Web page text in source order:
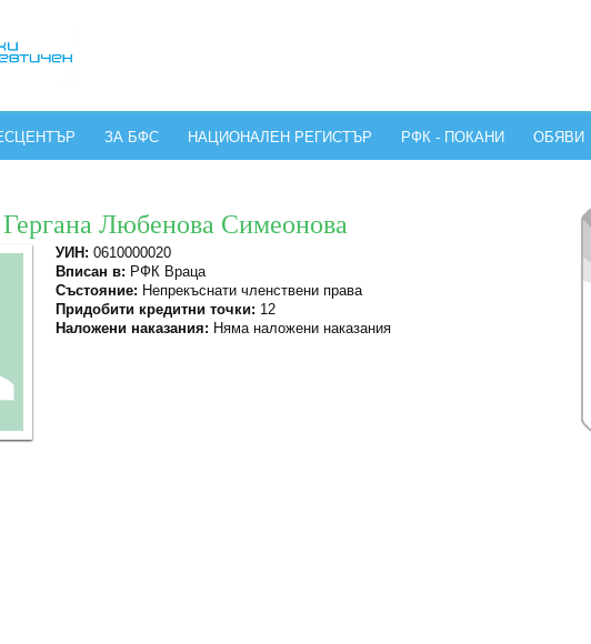
ЗА БФС НАЦИОНАЛЕН РЕГИСТЪР РФК - ПОКАНИ ОБЯВИ
Любенова Симеонова
УИН: 0610000020
Вписан в: РФК Враца
Състояние: Непрекъснати членствени права
Придобити кредитни точки: 12
Наложени наказания: Няма наложени наказания